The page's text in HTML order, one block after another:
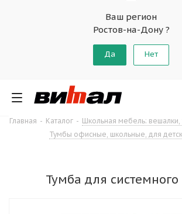
Ваш регион
Ростов-на-Дону ?
Да Нет
Главная - Каталог - Школьная мебель: вешалки,
Тумбы офисные, школьные, для
Тумба для системного